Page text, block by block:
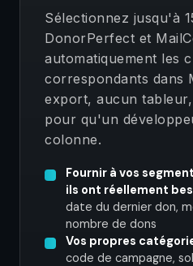
Sélectionnez jusqu'à
DonorPerfect et
automatiquement les
correspondants dans
export, aucun
pour qu'un
colonne.
Fournir à vos
ils ont réellement
date du dernier don,
nombre de dons
Vos propres
code de campagne,